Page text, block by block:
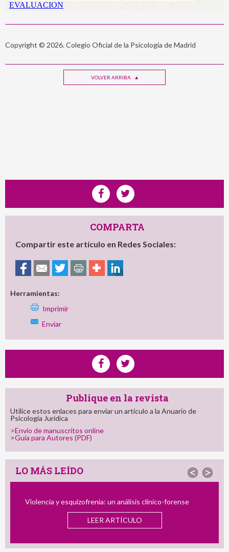
Copyright © 2026. Colegio Oficial de la Psicología de Madrid
VOLVER ARRIBA
COMPARTA
Compartir este artículo en Redes Sociales:
Herramientas:
Imprimir
Enviar
Publique en la revista
Utilice estos enlaces para enviar un articulo a la Anuario de
Psicología Jurídica
>Envío de manuscritos online
>Guía para Autores (PDF)
LO MÁS LEÍDO < >
Violencia y esquizofrenia: un análisis clínico-forense
LEER ARTÍCULO